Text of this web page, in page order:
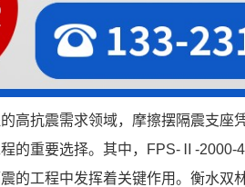
高抗震需求领域，摩擦摆隔震支座
的重要选择。其中，FPS-Ⅱ-2000-
的工程中发挥着关键作用。衡水双